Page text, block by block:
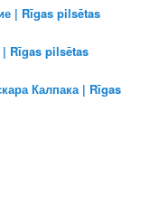
| Rīgas pilsētas
Rīgas pilsētas
Калпака | Rīgas